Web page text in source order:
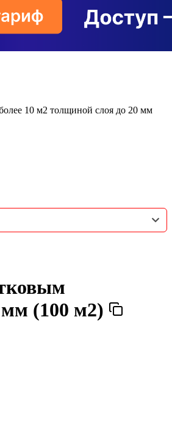
10 м2 толщиной слоя до 20 мм
(100 м2)